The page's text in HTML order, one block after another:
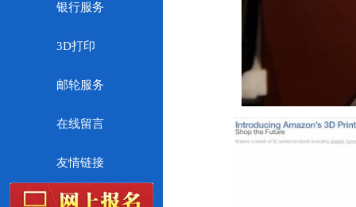
银行服务
3D打印
邮轮服务
在线留言
友情链接